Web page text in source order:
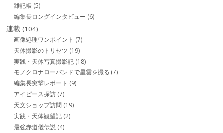
雑記帳 (5)
編集長ロングインタビュー (6)
連載 (104)
画像処理ワンポイント (7)
天体撮影のトリセツ (19)
実践・天体写真撮影記 (18)
モノクロナローバンドで星雲を撮る (7)
編集長突撃レポート (9)
アイピース探訪 (7)
天文ショップ訪問 (19)
実践・天体観望記 (2)
最強赤道儀伝説 (4)